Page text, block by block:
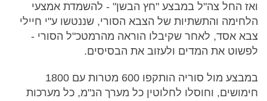
ואז החל צה"ל במבצע "חץ הבשן" - להשמדת אמצעי
הלחימה והתשתיות של הצבא הסורי, שננטשו ע"י חיילי
צבא אסד, לאחר שקיבלו הוראה מהרמטכ"ל הסורי -
לפשוט את המדים ולעזוב את הבסיסים.
במבצע מול סוריה הותקפו 600 מטרות עם 1800
חימושים, וחוסלו לחלוטין כל מערך הנ"מ, כל מערכות